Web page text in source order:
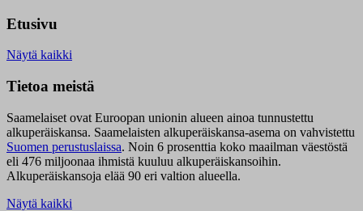
Etusivu
Näytä kaikki
Tietoa meistä
Saamelaiset ovat Euroopan unionin alueen ainoa tunnustettu
alkuperäiskansa. Saamelaisten alkuperäiskansa-asema on vahvistettu
Suomen perustuslaissa. Noin 6 prosenttia koko maailman väestöstä
eli 476 miljoonaa ihmistä kuuluu alkuperäiskansoihin.
Alkuperäiskansoja elää 90 eri valtion alueella.
Näytä kaikki